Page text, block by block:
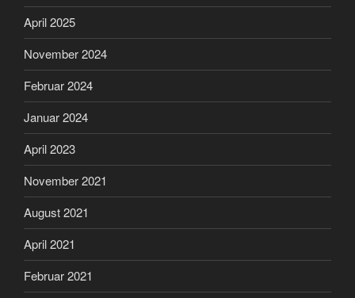
April 2025
November 2024
Februar 2024
Januar 2024
April 2023
November 2021
August 2021
April 2021
Februar 2021